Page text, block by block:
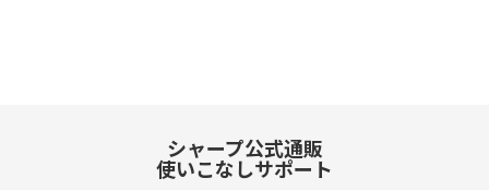
シャープ公式通販
使いこなしサポート